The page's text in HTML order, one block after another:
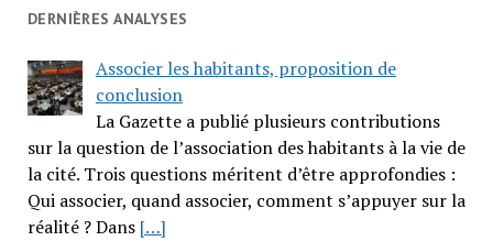
DERNIÈRES ANALYSES
Associer les habitants, proposition de
conclusion
La Gazette a publié plusieurs contributions
sur la question de l’association des habitants à la vie de
la cité. Trois questions méritent d’être approfondies :
Qui associer, quand associer, comment s’appuyer sur la
réalité ? Dans […]